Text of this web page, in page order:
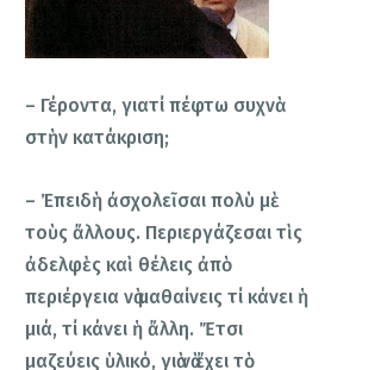
– Γέροντα, γιατί πέφτω συχνὰ
στὴν κατάκριση;
– Ἐπειδὴ ἀσχολεῖσαι πολὺ μὲ
τοὺς ἄλλους. Περιεργάζεσαι τὶς
ἀδελφὲς καὶ θέλεις ἀπὸ
περιέργεια νὰ μαθαίνεις τί κάνει ἡ
μιά, τί κάνει ἡ ἄλλη. Ἔτσι
μαζεύεις ὑλικό, γιὰ νὰ ἔχει τὸ